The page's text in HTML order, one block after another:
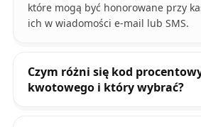
które mogą być honorowane przy
ich w wiadomości e-mail lub SMS.
Czym różni się kod
kwotowego i który wybrać?